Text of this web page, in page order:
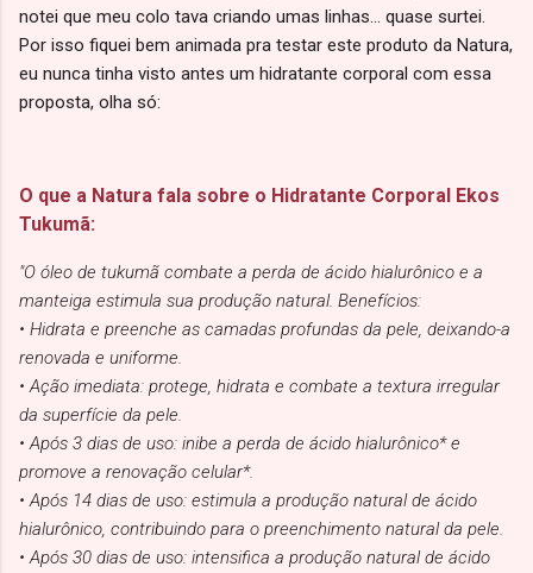
notei que meu colo tava criando umas linhas... quase surtei.
Por isso fiquei bem animada pra testar este produto da Natura,
eu nunca tinha visto antes um hidratante corporal com essa
proposta, olha só:
O que a Natura fala sobre o Hidratante Corporal Ekos
Tukumã:
"O óleo de tukumã combate a perda de ácido hialurônico e a
manteiga estimula sua produção natural. Benefícios:
• Hidrata e preenche as camadas profundas da pele, deixando-a
renovada e uniforme.
• Ação imediata: protege, hidrata e combate a textura irregular
da superfície da pele.
• Após 3 dias de uso: inibe a perda de ácido hialurônico* e
promove a renovação celular*.
• Após 14 dias de uso: estimula a produção natural de ácido
hialurônico, contribuindo para o preenchimento natural da pele.
• Após 30 dias de uso: intensifica a produção natural de ácido